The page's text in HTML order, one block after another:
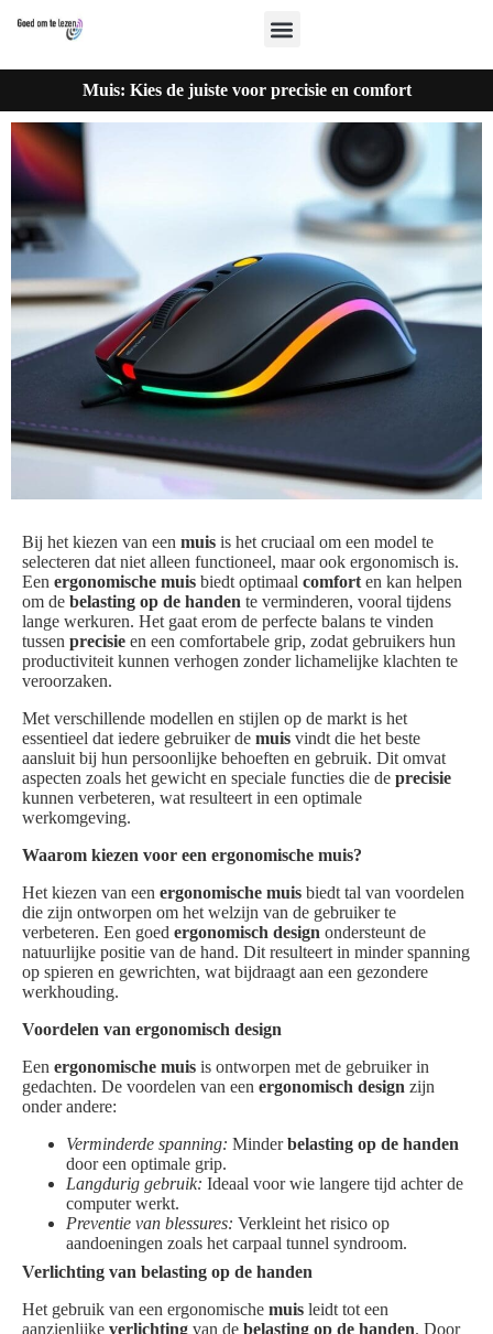
Muis: Kies de juiste voor precisie en comfort
Bij het kiezen van een muis is het cruciaal om een model te
selecteren dat niet alleen functioneel, maar ook ergonomisch is.
Een ergonomische muis biedt optimaal comfort en kan helpen
om de belasting op de handen te verminderen, vooral tijdens
lange werkuren. Het gaat erom de perfecte balans te vinden
tussen precisie en een comfortabele grip, zodat gebruikers hun
productiviteit kunnen verhogen zonder lichamelijke klachten te
veroorzaken.
Met verschillende modellen en stijlen op de markt is het
essentieel dat iedere gebruiker de muis vindt die het beste
aansluit bij hun persoonlijke behoeften en gebruik. Dit omvat
aspecten zoals het gewicht en speciale functies die de precisie
kunnen verbeteren, wat resulteert in een optimale
werkomgeving.
Waarom kiezen voor een ergonomische muis?
Het kiezen van een ergonomische muis biedt tal van voordelen
die zijn ontworpen om het welzijn van de gebruiker te
verbeteren. Een goed ergonomisch design ondersteunt de
natuurlijke positie van de hand. Dit resulteert in minder spanning
op spieren en gewrichten, wat bijdraagt aan een gezondere
werkhouding.
Voordelen van ergonomisch design
Een ergonomische muis is ontworpen met de gebruiker in
gedachten. De voordelen van een ergonomisch design zijn
onder andere:
Verminderde spanning: Minderbelasting op de handen
door een optimale grip.
Langdurig gebruik: Ideaal voor wie langere tijd achter de
computer werkt.
Preventie van blessures: Verkleint het risico op
aandoeningen zoals het carpaal tunnel syndroom.
Verlichting van belasting op de handen
Het gebruik van een ergonomische muis leidt tot een
aanzienlijke verlichting van de belasting op de handen. Door